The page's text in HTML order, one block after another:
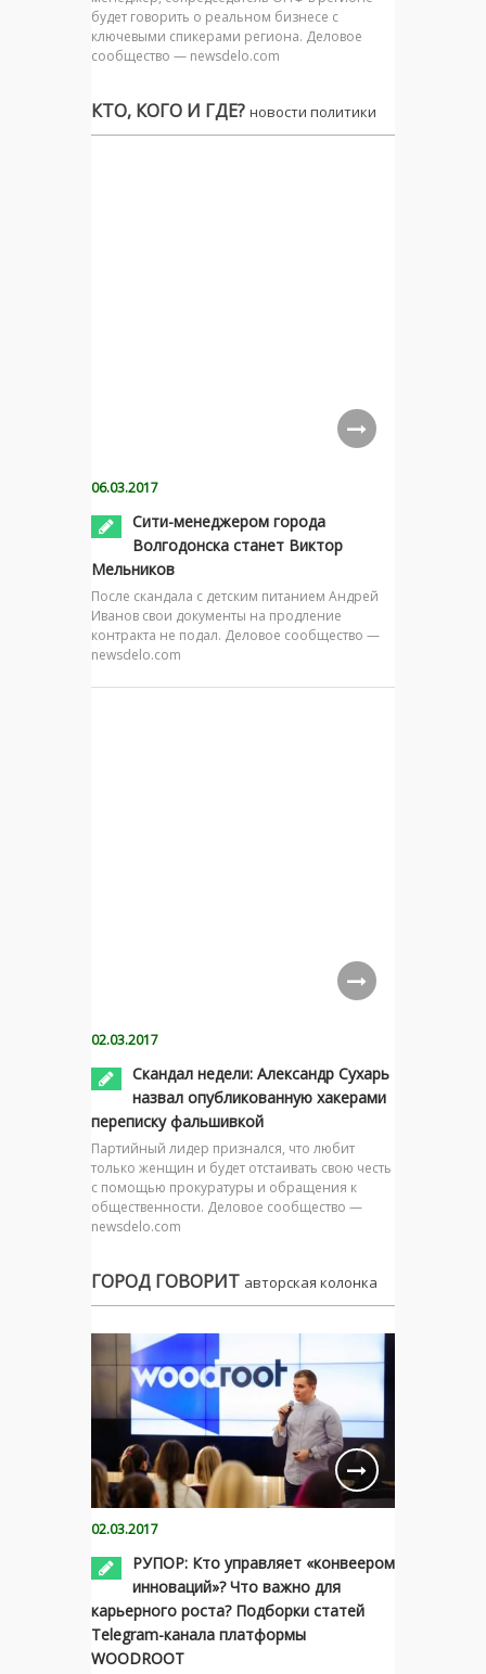
будет говорить о реальном бизнесе с
ключевыми спикерами региона. Деловое
сообщество — newsdelo.com
КТО, КОГО И ГДЕ? новости политики
06.03.2017
Сити-менеджером города
Волгодонска станет Виктор
Мельников
После скандала с детским питанием Андрей
Иванов свои документы на продление
контракта не подал. Деловое сообщество —
newsdelo.com
02.03.2017
Скандал недели: Александр Сухарь
назвал опубликованную хакерами
переписку фальшивкой
Партийный лидер признался, что любит
только женщин и будет отстаивать свою честь
с помощью прокуратуры и обращения к
общественности. Деловое сообщество —
newsdelo.com
ГОРОД ГОВОРИТ авторская колонка
02.03.2017
РУПОР: Кто управляет «конвеером
инноваций»? Что важно для
карьерного роста? Подборки статей
Telegram-канала платформы
WOODROOT